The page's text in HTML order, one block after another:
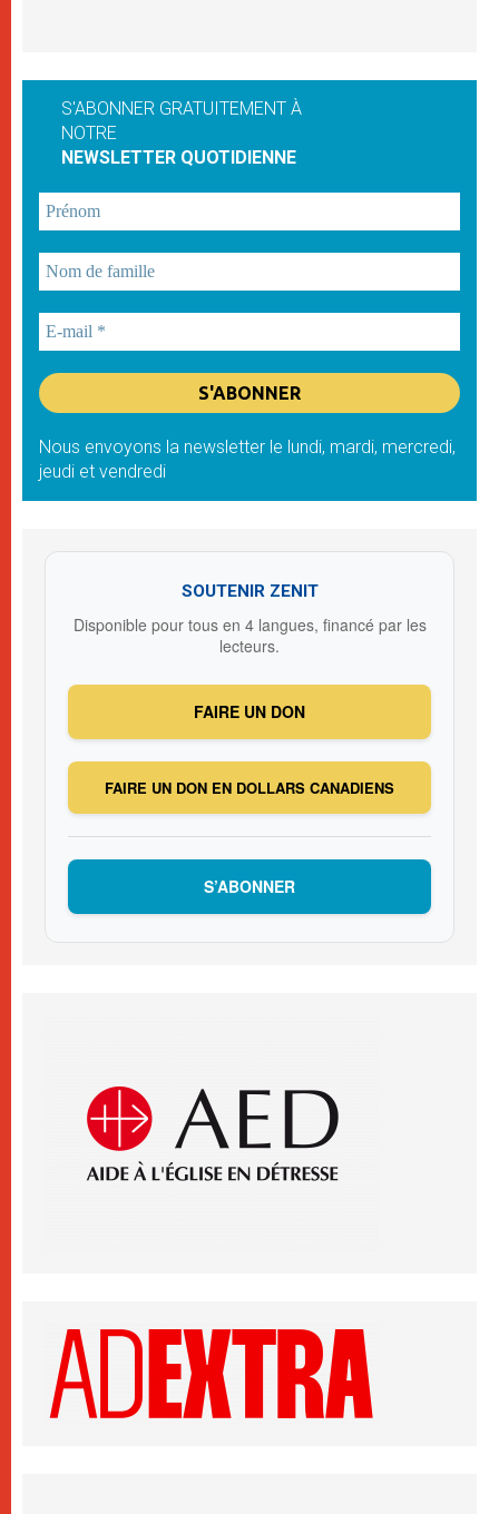
S'ABONNER GRATUITEMENT À
NOTRE
NEWSLETTER QUOTIDIENNE
Nous envoyons la newsletter le lundi, mardi, mercredi,
jeudi et vendredi
SOUTENIR ZENIT
Disponible pour tous en 4 langues, financé par les
lecteurs.
FAIRE UN DON
FAIRE UN DON EN DOLLARS CANADIENS
S’ABONNER